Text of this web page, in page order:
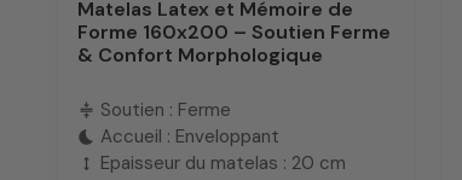
Matelas Latex et Mémoire de
Forme 160x200 – Soutien Ferme
& Confort Morphologique
compress Soutien : Ferme
bedtime Accueil : Enveloppant
height
Epaisseur du matelas : 20 cm